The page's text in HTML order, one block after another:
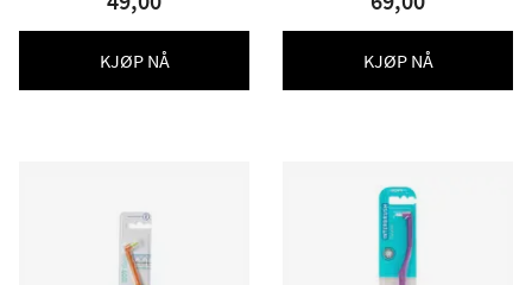
KJØP NÅ KJØP NÅ